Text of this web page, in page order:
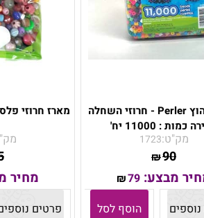
חרוזי גיהוץ Perler - חרוזי השחלה
כמות : 11000 יח'
מק"ט:1723
₪90
מבצע: ₪79
הוסף לסל
מחיר
פרטים